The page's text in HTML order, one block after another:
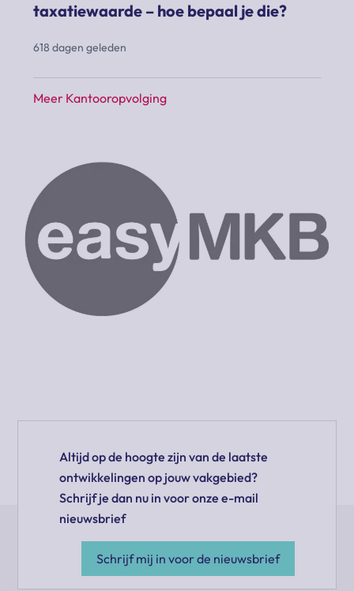
taxatiewaarde – hoe bepaal je die?
618 dagen geleden
Meer Kantooropvolging
Altijd op de hoogte zijn van de laatste
ontwikkelingen op jouw vakgebied?
Schrijf je dan nu in voor onze e-mail
nieuwsbrief
Schrijf mij in voor de nieuwsbrief